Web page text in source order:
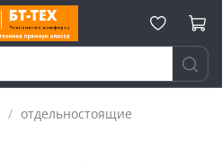
отдельностоящие